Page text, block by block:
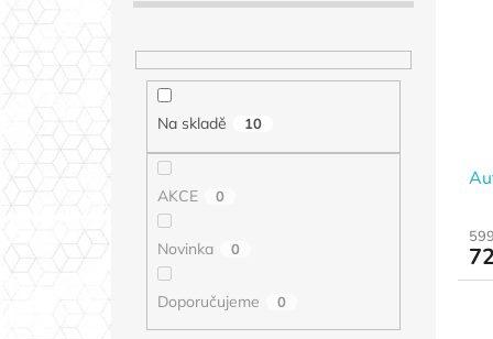
Na skladě 10
AKCE 0
Novinka 0
Doporučujeme 0